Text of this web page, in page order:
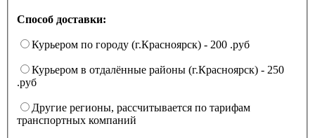
Способ доставки:
Курьером по городу (г.Красноярск) - 200 .руб
Курьером в отдалённые районы (г.Красноярск) - 250
.руб
Другие регионы, рассчитывается по тарифам
транспортных компаний